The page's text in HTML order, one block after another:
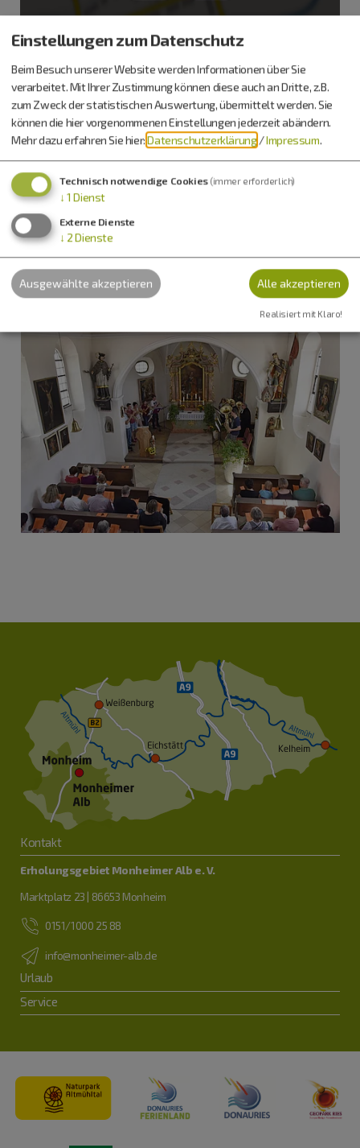
Peterskapelle
Petersberg 16
86653 Monheim
Info-Adresse
Evangelische Kirchengemeinde Monheim
Herr 1. Kirchenvorsteher Guntram Burkhardt
Am Petersberg 16
86653 Monheim
09091 3399
Kontakt
Erholungsgebiet Monheimer Alb e. V.
Marktplatz 23 | 86653 Monheim
0151/1000 25 88
info@monheimer-alb.de
Urlaub
Service
Einstellungen zum Datenschutz
Beim Besuch unserer Website werden Informationen über Sie
verarbeitet. Mit Ihrer Zustimmung können diese auch an Dritte, z.B.
zum Zweck der statistischen Auswertung, übermittelt werden. Sie
können die hier vorgenommenen Einstellungen jederzeit abändern.
Mehr dazu erfahren Sie hier:Datenschutzerklärung /Impressum.
Technisch notwendige Cookies (immer erforderlich)
↓ 1 Dienst
Externe Dienste
↓ 2 Dienste
Ausgewählte akzeptieren Alle akzeptieren
Realisiert mit Klaro!